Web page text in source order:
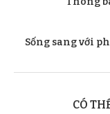
Sống sang với
CÓ